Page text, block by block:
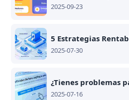
2025-09-23
2025-07-30
2025-07-16